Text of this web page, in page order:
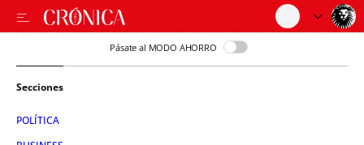
Pásate al MODO AHORRO
Secciones
POLÍTICA